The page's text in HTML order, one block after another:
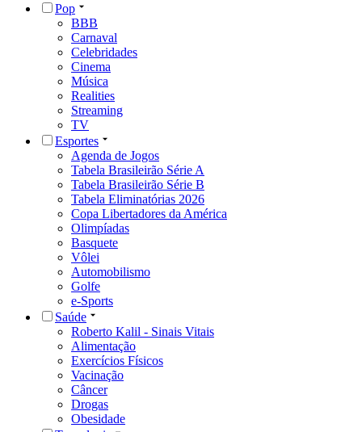
Pop
BBB
Carnaval
Celebridades
Cinema
Música
Realities
Streaming
TV
Esportes
Agenda de Jogos
Tabela Brasileirão Série A
Tabela Brasileirão Série B
Tabela Eliminatórias 2026
Copa Libertadores da América
Olimpíadas
Basquete
Vôlei
Automobilismo
Golfe
e-Sports
Saúde
Roberto Kalil - Sinais Vitais
Alimentação
Exercícios Físicos
Vacinação
Câncer
Drogas
Obesidade